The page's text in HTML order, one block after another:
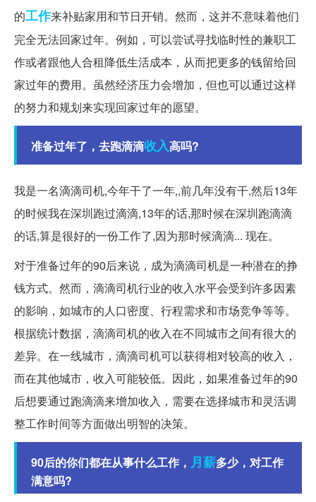
的工作来补贴家用和节日开销。然而，这并不意味着他们
完全无法回家过年。例如，可以尝试寻找临时性的兼职工
作或者跟他人合租降低生活成本，从而把更多的钱留给回
家过年的费用。虽然经济压力会增加，但也可以通过这样
的努力和规划来实现回家过年的愿望。
准备过年了，去跑滴滴收入高吗?
我是一名滴滴司机,今年干了一年,,前几年没有干,然后13年
的时候我在深圳跑过滴滴,13年的话,那时候在深圳跑滴滴
的话,算是很好的一份工作了,因为那时候滴滴... 现在。
对于准备过年的90后来说，成为滴滴司机是一种潜在的挣
钱方式。然而，滴滴司机行业的收入水平会受到许多因素
的影响，如城市的人口密度、行程需求和市场竞争等等。
根据统计数据，滴滴司机的收入在不同城市之间有很大的
差异。在一线城市，滴滴司机可以获得相对较高的收入，
而在其他城市，收入可能较低。因此，如果准备过年的90
后想要通过跑滴滴来增加收入，需要在选择城市和灵活调
整工作时间等方面做出明智的决策。
90后的你们都在从事什么工作， 月薪多少，对工作
满意吗?